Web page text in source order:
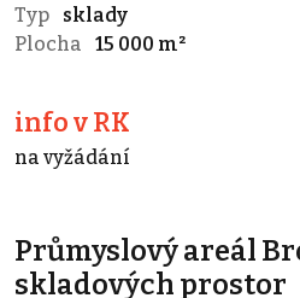
Typ
sklady
Plocha
15 000 m²
info v RK
na vyžádání
Průmyslový areál
skladových prostor